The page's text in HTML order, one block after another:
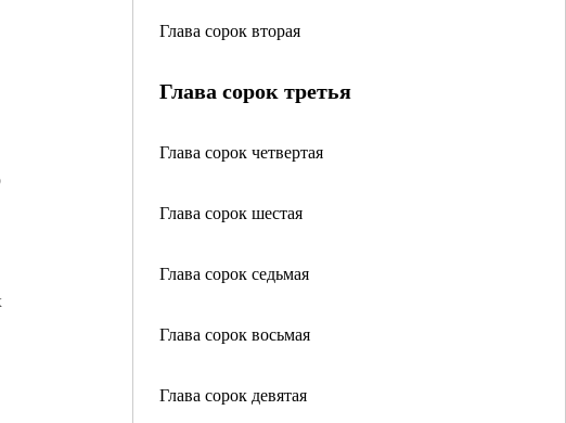
Глава сорок вторая
Глава сорок третья
Глава сорок четвертая
Глава сорок шестая
Глава сорок седьмая
Глава сорок восьмая
Глава сорок девятая